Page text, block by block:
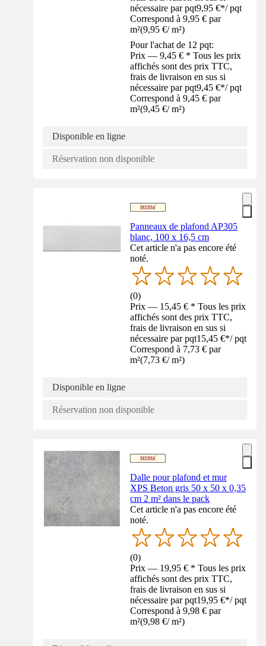
nécessaire par pqt9,95 €*/ pqt
Correspond à 9,95 € par
m²(9,95 €/ m²)
Pour l'achat de 12 pqt:
Prix — 9,45 € * Tous les prix
affichés sont des prix TTC,
frais de livraison en sus si
nécessaire par pqt9,45 €*/ pqt
Correspond à 9,45 € par
m²(9,45 €/ m²)
Disponible en ligne
Réservation non disponible
Panneaux de plafond AP305
blanc, 100 x 16,5 cm
Cet article n'a pas encore été
noté.
(0)
Prix — 15,45 € * Tous les prix
affichés sont des prix TTC,
frais de livraison en sus si
nécessaire par pqt15,45 €*/ pqt
Correspond à 7,73 € par
m²(7,73 €/ m²)
Disponible en ligne
Réservation non disponible
Dalle pour plafond et mur
XPS Beton gris 50 x 50 x 0,35
cm 2 m² dans le pack
Cet article n'a pas encore été
noté.
(0)
Prix — 19,95 € * Tous les prix
affichés sont des prix TTC,
frais de livraison en sus si
nécessaire par pqt19,95 €*/ pqt
Correspond à 9,98 € par
m²(9,98 €/ m²)